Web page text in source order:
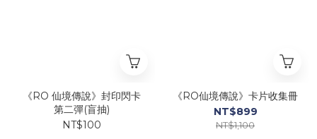
《RO 仙境傳說》封印閃卡
第二彈(盲抽)
NT$100
《RO仙境傳說》卡片收集冊
NT$899
NT$1,100